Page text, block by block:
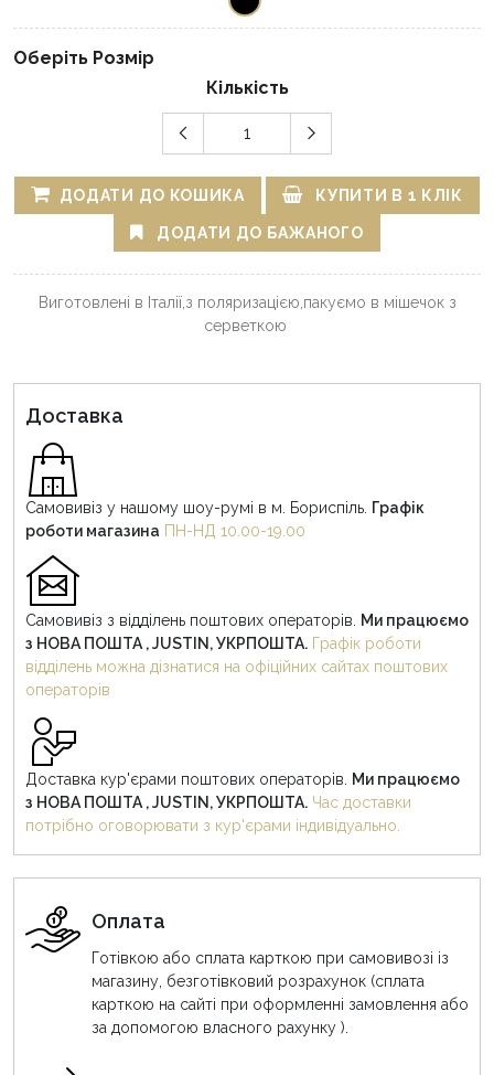
Оберіть Розмір
Кількість
ДОДАТИ ДО КОШИКА КУПИТИ В 1 КЛІК
ДОДАТИ ДО БАЖАНОГО
Виготовлені в Італії,з поляризацією,пакуємо в мішечок з
серветкою
Доставка
Самовивіз у нашому шоу-румі в м. Бориспіль. Графік
роботи магазина ПН-НД 10.00-19.00
Самовивіз з відділень поштових операторів. Ми працюємо
з НОВА ПОШТА , JUSTIN, УКРПОШТА. Графік роботи
відділень можна дізнатися на офіційних сайтах поштових
операторів
Доставка кур'єрами поштових операторів. Ми працюємо
з НОВА ПОШТА , JUSTIN, УКРПОШТА. Час доставки
потрібно оговорювати з кур'єрами індивідуально.
Оплата
Готівкою або сплата карткою при самовивозі із
магазину, безготівковий розрахунок (сплата
карткою на сайті при оформленні замовлення або
за допомогою власного рахунку ).